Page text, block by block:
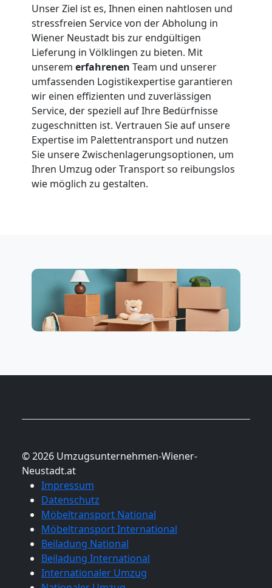
Unser Ziel ist es, Ihnen einen nahtlosen und
stressfreien Service von der Abholung in
Wiener Neustadt bis zur endgültigen
Lieferung in Völklingen zu bieten. Mit
unserem erfahrenen Team und unserer
umfassenden Logistikexpertise garantieren
wir einen effizienten und zuverlässigen
Service, der speziell auf Ihre Bedürfnisse
zugeschnitten ist. Vertrauen Sie auf unsere
Expertise im Palettentransport und nutzen
Sie unsere Zwischenlagerungsoptionen, um
Ihren Umzug oder Transport so reibungslos
wie möglich zu gestalten.
© 2026 Umzugsunternehmen-Wiener-
Neustadt.at
Impressum
Datenschutz
Möbeltransport National
Möbeltransport International
Beiladung National
Beiladung International
Internationaler Umzug
Möbeltransport
International
Beiladung
National
Beiladung
International
Umzug
Nationaler